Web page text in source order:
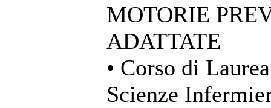
MOTORIE
ADATTATE
• Corso di
Scienze